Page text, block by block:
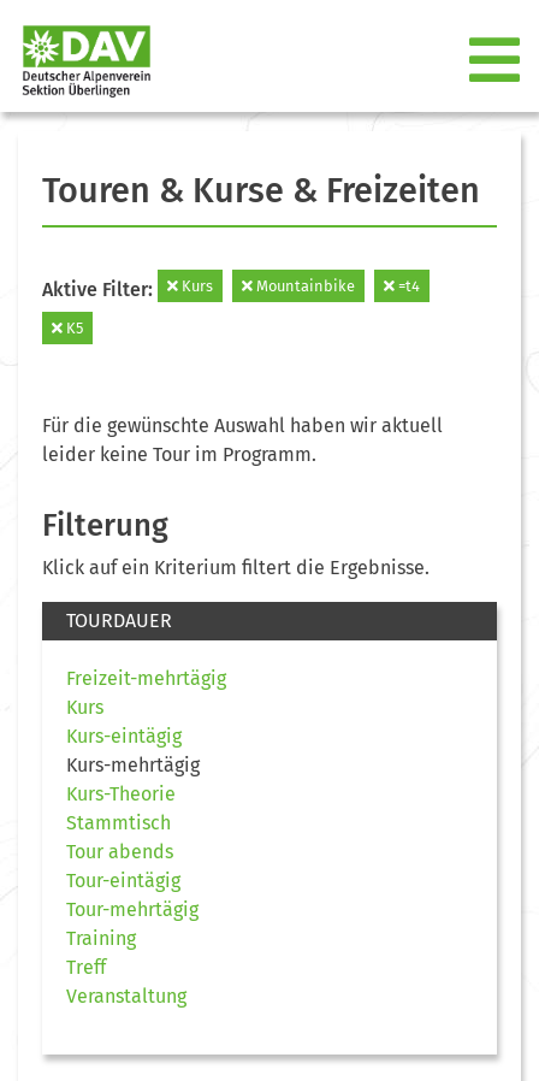
Touren & Kurse & Freizeiten
Aktive Filter: Kurs Mountainbike =t4
K5
Für die gewünschte Auswahl haben wir aktuell
leider keine Tour im Programm.
Filterung
Klick auf ein Kriterium filtert die Ergebnisse.
TOURDAUER
Freizeit-mehrtägig
Kurs
Kurs-eintägig
Kurs-mehrtägig
Kurs-Theorie
Stammtisch
Tour abends
Tour-eintägig
Tour-mehrtägig
Training
Treff
Veranstaltung